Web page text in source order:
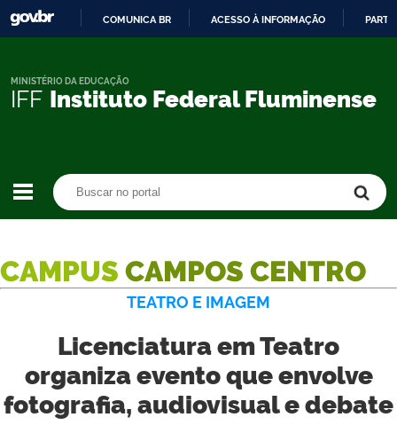
CONTEÚDO
COMUNICA BR ACESSO À INFORMAÇÃO
IFF Instituto Federal Fluminense
MINISTÉRIO DA EDUCAÇÃO
CAMPUS CAMPOS CENTRO
TEATRO E IMAGEM
Licenciatura em Teatro
organiza evento que envolve
fotografia, audiovisual e debate